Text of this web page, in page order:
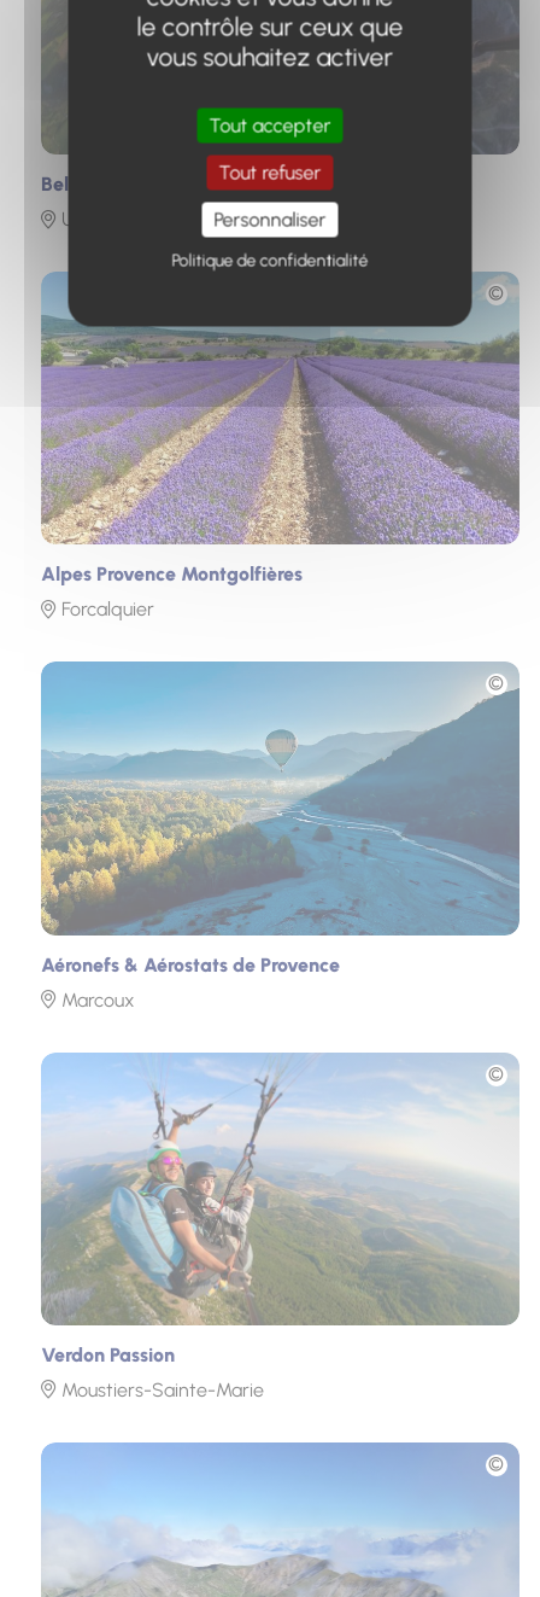
Belved'Air Parapente
Ubaye Serre-Ponçon
Alpes Provence Montgolfières
Forcalquier
Photo
Aéronefs & Aérostats de Provence
Marcoux
Photo
Verdon Passion
Moustiers-Sainte-Marie
Photo
Photo
le contrôle sur ceux que
vous souhaitez activer
Tout accepter
Tout refuser
Personnaliser
Politique de confidentialité